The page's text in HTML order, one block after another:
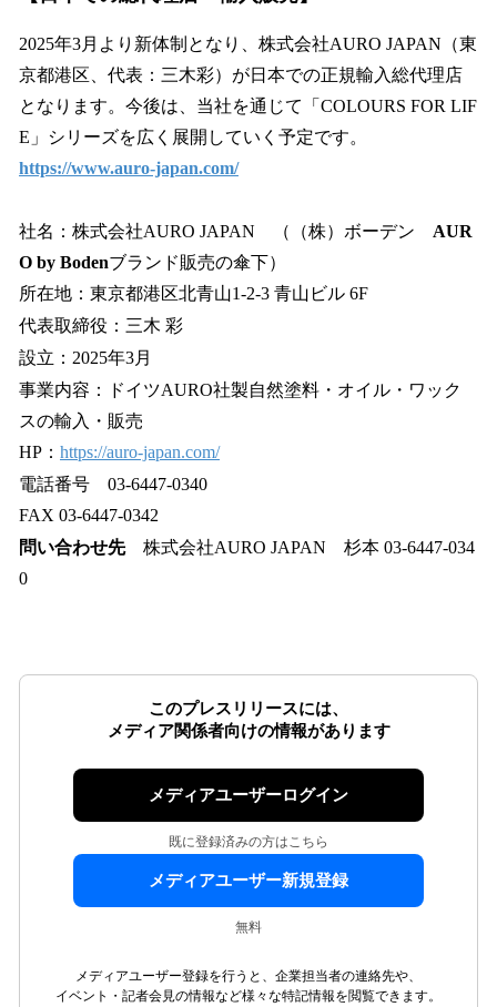
2025年3月より新体制となり、株式会社AURO JAPAN（東
京都港区、代表：三木彩）が日本での正規輸入総代理店
となります。今後は、当社を通じて「COLOURS FOR LIF
E」シリーズを広く展開していく予定です。
https://www.auro-japan.com/
社名：株式会社AURO JAPAN （（株）ボーデン AUR
O by Bodenブランド販売の傘下）
所在地：東京都港区北青山1-2-3 青山ビル 6F
代表取締役：三木 彩
設立：2025年3月
事業内容：ドイツAURO社製自然塗料・オイル・ワック
スの輸入・販売
HP： https://auro-japan.com/
電話番号 03-6447-0340
FAX 03-6447-0342
問い合わせ先 株式会社AURO JAPAN 杉本 03-6447-034
0
このプレスリリースには、
メディア関係者向けの情報があります
メディアユーザーログイン
既に登録済みの方はこちら
メディアユーザー新規登録
無料
メディアユーザー登録を行うと、企業担当者の連絡先や、
イベント・記者会見の情報など様々な特記情報を閲覧できます。